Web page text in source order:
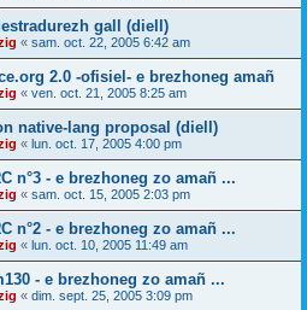
gall (diell)
« sam. oct. 22, 2005 6:42 am
2.0 -ofisiel- e brezhoneg amañ
« ven. oct. 21, 2005 8:25 am
native-lang proposal (diell)
« lun. oct. 17, 2005 4:00 pm
n°3 - e brezhoneg zo amañ ...
« sam. oct. 15, 2005 2:03 pm
n°2 - e brezhoneg zo amañ ...
« lun. oct. 10, 2005 11:49 am
- e brezhoneg zo amañ ...
« dim. sept. 25, 2005 3:09 pm